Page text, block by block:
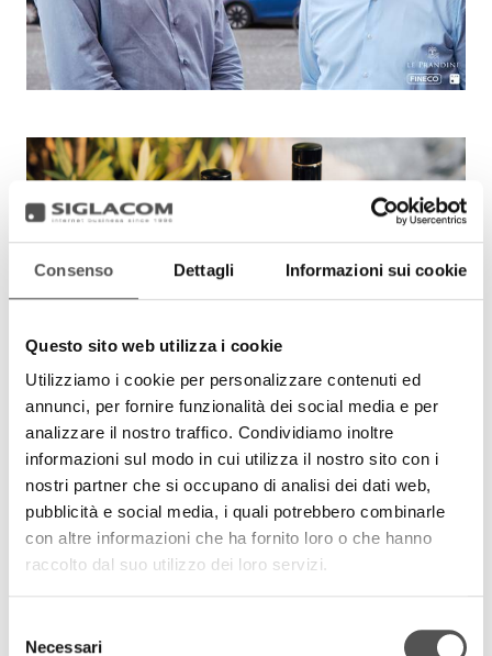
Consenso Dettagli Informazioni sui cookie
Questo sito web utilizza i cookie
Utilizziamo i cookie per personalizzare contenuti ed
annunci, per fornire funzionalità dei social media e per
analizzare il nostro traffico. Condividiamo inoltre
informazioni sul modo in cui utilizza il nostro sito con i
nostri partner che si occupano di analisi dei dati web,
pubblicità e social media, i quali potrebbero combinarle
con altre informazioni che ha fornito loro o che hanno
raccolto dal suo utilizzo dei loro servizi.
delNecessari